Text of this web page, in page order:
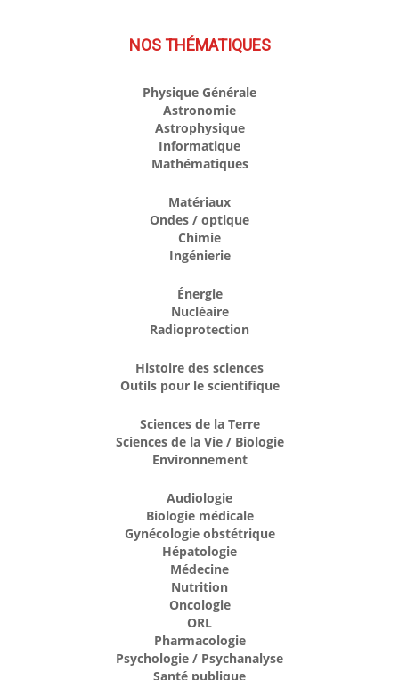
NOS THÉMATIQUES
Physique Générale
Astronomie
Astrophysique
Informatique
Mathématiques
Matériaux
Ondes / optique
Chimie
Ingénierie
Énergie
Nucléaire
Radioprotection
Histoire des sciences
Outils pour le scientifique
Sciences de la Terre
Sciences de la Vie / Biologie
Environnement
Audiologie
Biologie médicale
Gynécologie obstétrique
Hépatologie
Médecine
Nutrition
Oncologie
ORL
Pharmacologie
Psychologie / Psychanalyse
Santé publique